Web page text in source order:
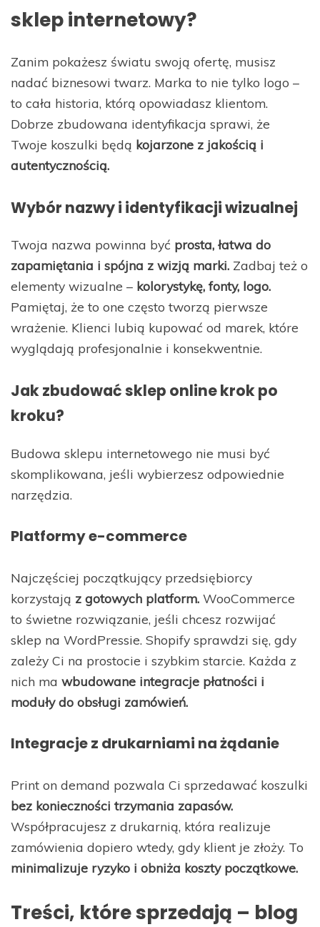
sklep internetowy?
Zanim pokażesz światu swoją ofertę, musisz
nadać biznesowi twarz. Marka to nie tylko logo –
to cała historia, którą opowiadasz klientom.
Dobrze zbudowana identyfikacja sprawi, że
Twoje koszulki będą kojarzone z jakością i
autentycznością.
Wybór nazwy i identyfikacji wizualnej
Twoja nazwa powinna być prosta, łatwa do
zapamiętania i spójna z wizją marki. Zadbaj też o
elementy wizualne – kolorystykę, fonty, logo.
Pamiętaj, że to one często tworzą pierwsze
wrażenie. Klienci lubią kupować od marek, które
wyglądają profesjonalnie i konsekwentnie.
Jak zbudować sklep online krok po
kroku?
Budowa sklepu internetowego nie musi być
skomplikowana, jeśli wybierzesz odpowiednie
narzędzia.
Platformy e-commerce
Najczęściej początkujący przedsiębiorcy
korzystają z gotowych platform. WooCommerce
to świetne rozwiązanie, jeśli chcesz rozwijać
sklep na WordPressie. Shopify sprawdzi się, gdy
zależy Ci na prostocie i szybkim starcie. Każda z
nich ma wbudowane integracje płatności i
moduły do obsługi zamówień.
Integracje z drukarniami na żądanie
Print on demand pozwala Ci sprzedawać koszulki
bez konieczności trzymania zapasów.
Współpracujesz z drukarnią, która realizuje
zamówienia dopiero wtedy, gdy klient je złoży. To
minimalizuje ryzyko i obniża koszty początkowe.
Treści, które sprzedają – blog